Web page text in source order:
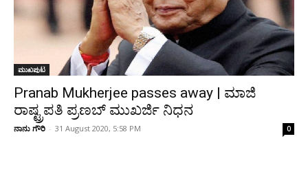
ಮುಖಪುಟ
Pranab Mukherjee passes away | ಮಾಜಿ
ರಾಷ್ಟ್ರಪತಿ ಪ್ರಣಬ್ ಮುಖರ್ಜಿ ನಿಧನ
ನಾನು ಗೌರಿ - 31 August 2020, 5:58 PM 0